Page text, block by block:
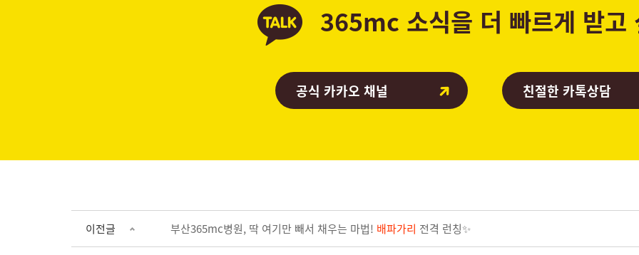
365mc 소식을 더 빠르게 받고
공식 카카오 채널 친절한 카톡상담
이전글 부산365mc병원, 딱 여기만 빼서 채우는 마법! 배파가리 전격 런칭✨